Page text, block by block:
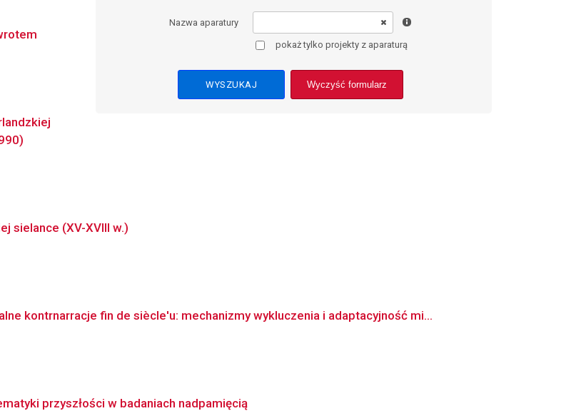
Nazwa aparatury
pokaż tylko projekty z aparaturą
Wyczyść formularz
sielance (XV-XVIII w.)
kontrnarracje fin de siècle'u: mechanizmy wykluczenia i adaptacyjność mi...
przyszłości w badaniach nadpamięcią